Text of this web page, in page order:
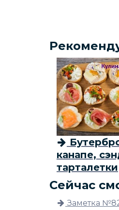
канапе,
тарталетки
Сейчас
Заметка